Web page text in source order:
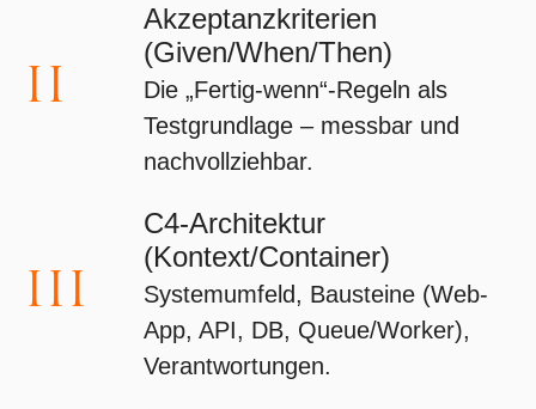
II
Akzeptanzkriterien
(Given/When/Then)
Die „Fertig-wenn“-Regeln als
Testgrundlage – messbar und
nachvollziehbar.
III
C4-Architektur
(Kontext/Container)
Systemumfeld, Bausteine (Web-
App, API, DB, Queue/Worker),
Verantwortungen.